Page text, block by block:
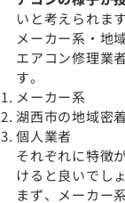
いと考えられます
メーカー系・地
エアコン修理業
す。
メーカー系
湖西市の地域密
個人業者
それぞれに特徴
けると良いでしょ
まず、メーカー